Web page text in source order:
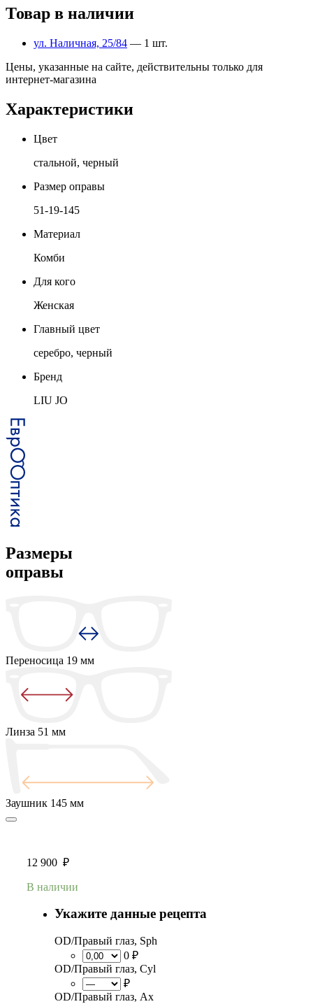
Товар в наличии
ул. Наличная, 25/84 — 1 шт.
Цены, указанные на сайте, действительны только для
интернет-магазина
Характеристики
Цвет
стальной, черный
Размер оправы
51-19-145
Материал
Комби
Для кого
Женская
Главный цвет
серебро, черный
Бренд
LIU JO
Размеры
оправы
Переносица 19 мм
Линза 51 мм
Заушник 145 мм
12 900 ₽
В наличии
Укажите данные рецепта
OD/Правый глаз, Sph
0 ₽
OD/Правый глаз, Cyl
₽
OD/Правый глаз, Ax